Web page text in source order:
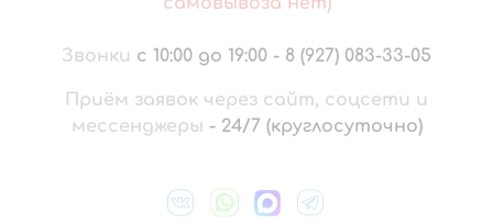
Звонки с 10:00 до 19:00 - 8 (927) 083-33-05
Приём заявок через сайт, соцсети и
мессенджеры - 24/7 (круглосуточно)